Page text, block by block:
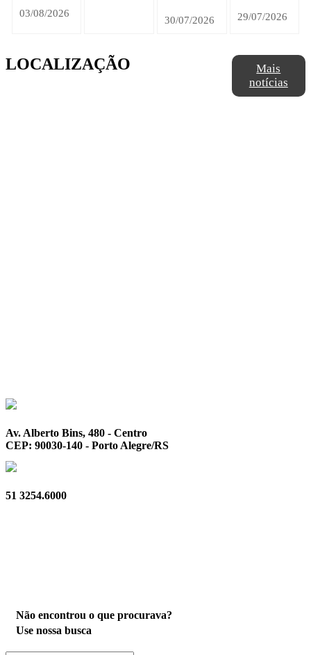
03/08/2026
30/07/2026 29/07/2026
Mais
notícias
LOCALIZAÇÃO
Av. Alberto Bins, 480 - Centro
CEP: 90030-140 - Porto Alegre/RS
51 3254.6000
Não encontrou o que procurava?
Use nossa busca